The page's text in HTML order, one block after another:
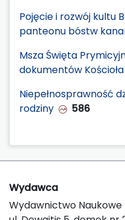
Pojęcie i rozwój kultu
panteonu bóstw
Msza Święta
dokumentów
Niepełnosprawność
rodziny
586
Wydawca
Wydawnictwo Naukowe